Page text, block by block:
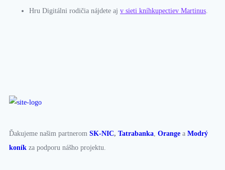
Hru Digitálni rodičia nájdete aj v sieti kníhkupectiev Martinus.
Ďakujeme našim partnerom SK-NIC, Tatrabanka, Orange a Modrý
koník za podporu nášho projektu.